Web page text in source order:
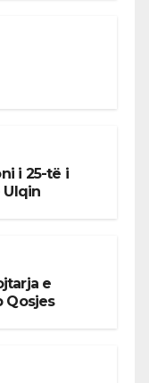
i 25-të i
Ulqin
e
Qosjes